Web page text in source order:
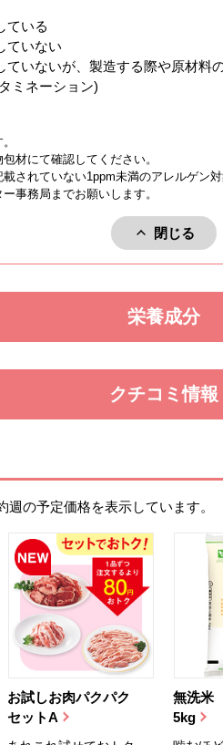
ている
ていない
ていないが、製造する際や原材料
ミネーション)
材にて確認してください。
されていない1ppm未満のアレルゲン
事務局までお願いします。
閉じる
アレルゲ
栄養成分
を展開
クチコミ情報
を展開
の予定価格を表示しています。
お試しお肉パクパク
セットA
無洗米
5kg